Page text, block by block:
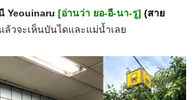
Yeouinaru [อ่านว่า ยอ-อี-นา-รู] (สาย
ล้วจะเห็นบันไดและแม่น้ำเลย